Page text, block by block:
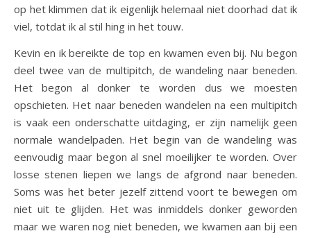
op het klimmen dat ik eigenlijk helemaal niet doorhad dat ik
viel, totdat ik al stil hing in het touw.
Kevin en ik bereikte de top en kwamen even bij. Nu begon
deel twee van de multipitch, de wandeling naar beneden.
Het begon al donker te worden dus we moesten
opschieten. Het naar beneden wandelen na een multipitch
is vaak een onderschatte uitdaging, er zijn namelijk geen
normale wandelpaden. Het begin van de wandeling was
eenvoudig maar begon al snel moeilijker te worden. Over
losse stenen liepen we langs de afgrond naar beneden.
Soms was het beter jezelf zittend voort te bewegen om
niet uit te glijden. Het was inmiddels donker geworden
maar we waren nog niet beneden, we kwamen aan bij een